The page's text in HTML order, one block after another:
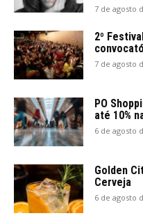
7 de agosto
2º
7 de agosto
PO
até 10%
6 de agosto
Golden
Cerveja
6 de agosto